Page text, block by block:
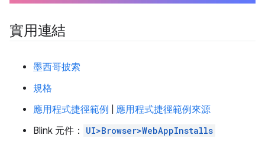
實用連結
墨西哥披索
規格
應用程式捷徑範例
應用程式捷徑範例來源
Blink 元件：
UI>Browser>WebAppInstalls